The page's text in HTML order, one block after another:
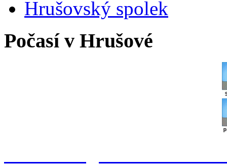
Hrušovský spolek
Počasí v Hrušové